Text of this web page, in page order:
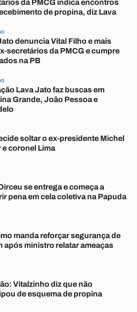
da PMCG indica encontros
de propina, diz Lava
denuncia Vital Filho e mais
secretários da PMCG e cumpre
na PB
Lava Jato faz buscas em
Grande, João Pessoa e
soltar o ex-presidente Michel
e coronel Lima
se entrega e começa a
pena em cela coletiva na Papuda
manda reforçar segurança de
após ministro relatar ameaças
Vitalzinho diz que não
de esquema de propina